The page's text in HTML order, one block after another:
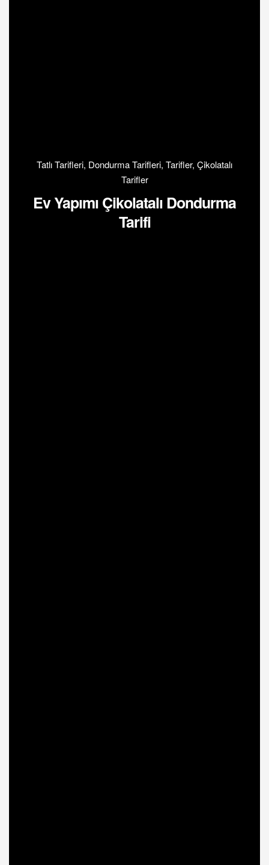
Tatlı Tarifleri, Dondurma Tarifleri, Tarifler, Çikolatalı
Tarifler
Ev Yapımı Çikolatalı Dondurma
Tarifi